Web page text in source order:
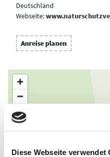
Diese Webseite verwendet
Deutschland
Webseite:
Anreise planen